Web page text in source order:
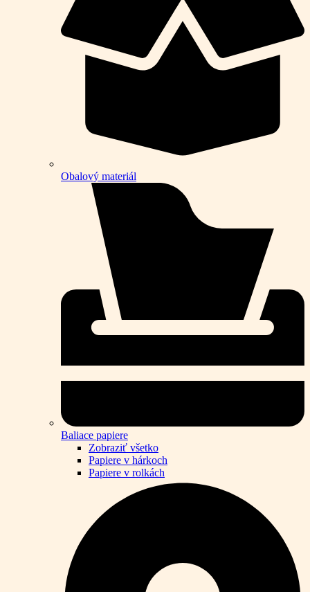
Obalový materiál
Baliace papiere
Zobraziť všetko
Papiere v hárkoch
Papiere v rolkách